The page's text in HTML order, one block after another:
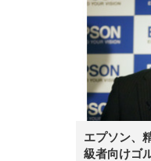
エプソン、
級者向けゴ